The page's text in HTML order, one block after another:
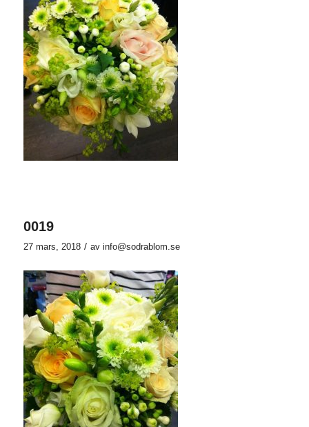
0019
27 mars, 2018 / av info@sodrablom.se